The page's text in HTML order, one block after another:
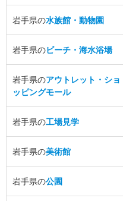
岩手県の水族館・動物園
岩手県のビーチ・海水浴場
岩手県のアウトレット・ショ
ッピングモール
岩手県の工場見学
岩手県の美術館
岩手県の公園